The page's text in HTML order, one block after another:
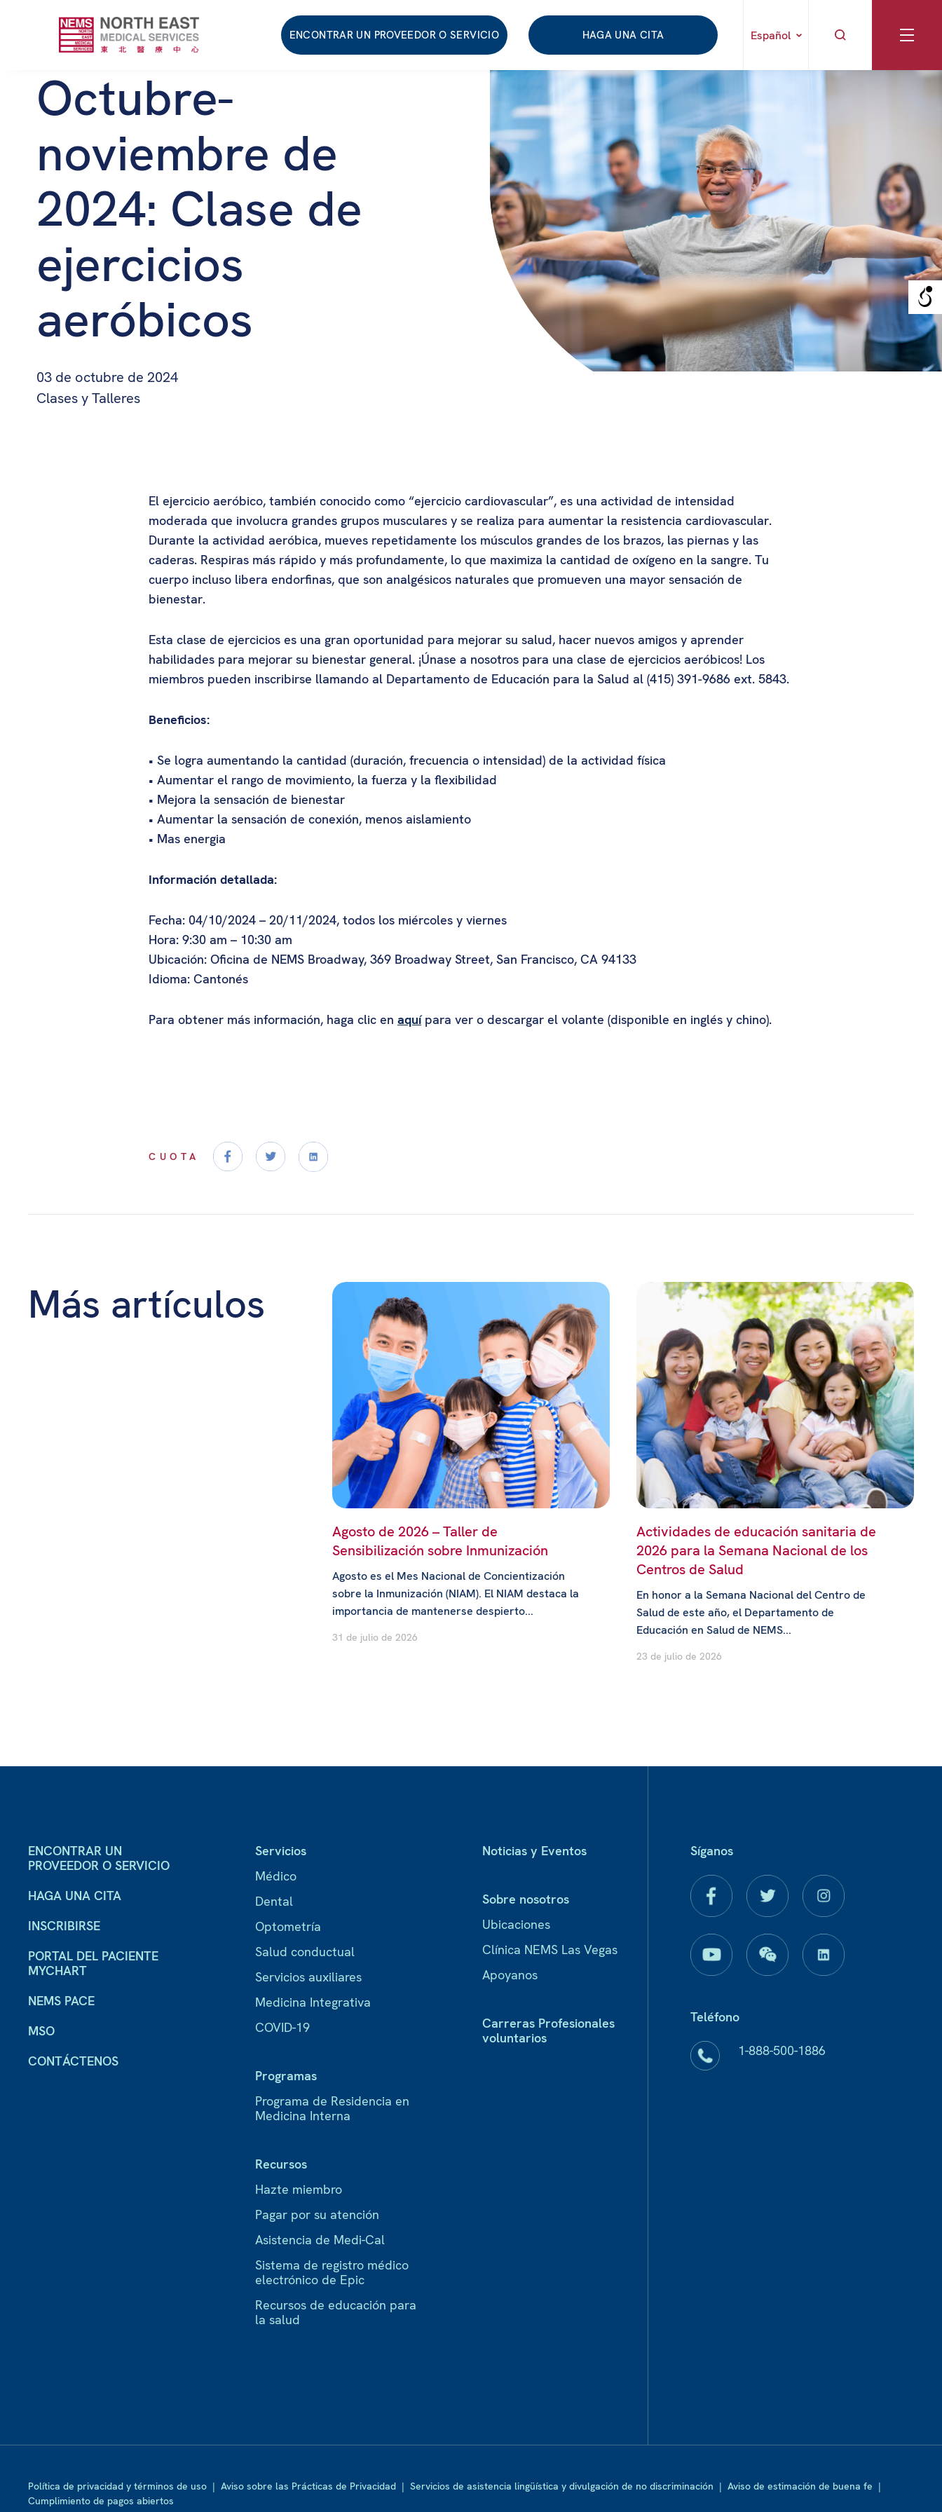
ENCONTRAR UN PROVEEDOR O SERVICIO HAGA UNA CITA Español
Octubre-
noviembre de
2024: Clase de
ejercicios
aeróbicos
03 de octubre de 2024
Clases y Talleres
El ejercicio aeróbico, también conocido como “ejercicio cardiovascular”, es una actividad de intensidad
moderada que involucra grandes grupos musculares y se realiza para aumentar la resistencia cardiovascular.
Durante la actividad aeróbica, mueves repetidamente los músculos grandes de los brazos, las piernas y las
caderas. Respiras más rápido y más profundamente, lo que maximiza la cantidad de oxígeno en la sangre. Tu
cuerpo incluso libera endorfinas, que son analgésicos naturales que promueven una mayor sensación de
bienestar.
Esta clase de ejercicios es una gran oportunidad para mejorar su salud, hacer nuevos amigos y aprender
habilidades para mejorar su bienestar general. ¡Únase a nosotros para una clase de ejercicios aeróbicos! Los
miembros pueden inscribirse llamando al Departamento de Educación para la Salud al (415) 391-9686 ext. 5843.
Beneficios:
• Se logra aumentando la cantidad (duración, frecuencia o intensidad) de la actividad física
• Aumentar el rango de movimiento, la fuerza y la flexibilidad
• Mejora la sensación de bienestar
• Aumentar la sensación de conexión, menos aislamiento
• Mas energia
Información detallada:
Fecha: 04/10/2024 – 20/11/2024, todos los miércoles y viernes
Hora: 9:30 am – 10:30 am
Ubicación: Oficina de NEMS Broadway, 369 Broadway Street, San Francisco, CA 94133
Idioma: Cantonés
Para obtener más información, haga clic en aquípara ver o descargar el volante (disponible en inglés y chino).
CUOTA
Más artículos
Agosto de 2026 – Taller de
Sensibilización sobre Inmunización
Agosto es el Mes Nacional de Concientización
sobre la Inmunización (NIAM). El NIAM destaca la
importancia de mantenerse despierto...
31 de julio de 2026
Actividades de educación sanitaria de
2026 para la Semana Nacional de los
Centros de Salud
En honor a la Semana Nacional del Centro de
Salud de este año, el Departamento de
Educación en Salud de NEMS...
23 de julio de 2026
ENCONTRAR UN
PROVEEDOR O SERVICIO
HAGA UNA CITA
INSCRIBIRSE
PORTAL DEL PACIENTE
MYCHART
NEMS PACE
MSO
CONTÁCTENOS
Servicios
Médico
Dental
Optometría
Salud conductual
Servicios auxiliares
Medicina Integrativa
COVID-19
Programas
Programa de Residencia en
Medicina Interna
Recursos
Hazte miembro
Pagar por su atención
Asistencia de Medi-Cal
Sistema de registro médico
electrónico de Epic
Recursos de educación para
la salud
Noticias y Eventos
Sobre nosotros
Ubicaciones
Clínica NEMS Las Vegas
Apoyanos
Carreras Profesionales
voluntarios
Síganos
Teléfono
1-888-500-1886
Política de privacidad y términos de uso | Aviso sobre las Prácticas de Privacidad | Servicios de asistencia lingüística y divulgación de no discriminación | Aviso de estimación de buena fe |
Cumplimiento de pagos abiertos